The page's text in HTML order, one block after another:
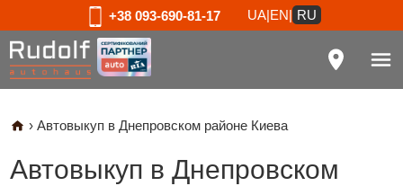
+38 093-690-81-17 UA|EN| RU
› Автовыкуп в Днепровском районе Киева
Автовыкуп в Днепровском